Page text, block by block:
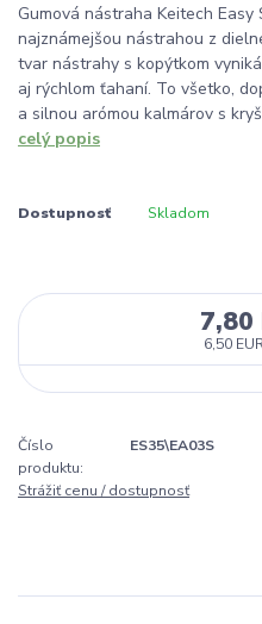
Gumová nástraha Keitech
najznámejšou nástrahou z
tvar nástrahy s kopýtkom
aj rýchlom ťahaní. To všetko,
a silnou arómou kalmárov s
celý popis
Dostupnosť Skladom
7,80
6,50
Číslo
produktu:
ES35\EA03S
Strážiť cenu / dostupnosť